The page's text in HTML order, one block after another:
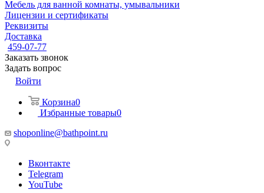
Мебель для ванной комнаты, умывальники
Лицензии и сертификаты
Реквизиты
Доставка
459-07-77
Заказать звонок
Задать вопрос
Войти
Корзина0
Избранные товары0
shoponline@bathpoint.ru
Вконтакте
Telegram
YouTube